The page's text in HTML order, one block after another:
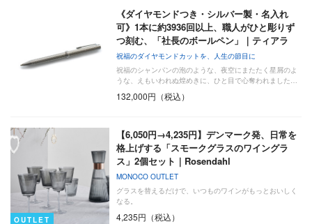
《ダイヤモンドつき・シルバー製・名入れ
可》1本に約3936回以上、職人がひと彫りず
つ刻む、「社長のボールペン」｜ティアラ
祝福のダイヤモンドカットを、人生の節目に
祝福のシャンパンの泡のような、夜空にまたたく星屑のよ
うな、えもいわれぬ煌めきに、ひと目で心奪われました…
132,000円（税込）
OUTLET
【6,050円→4,235円】デンマーク発、日常を
格上げする「スモークグラスのワイングラ
ス」2個セット｜Rosendahl
MONOCO OUTLET
グラスを替えるだけで、いつものワインがもっとおいしく
なる。
4,235円（税込）